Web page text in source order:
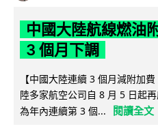
中國大陸航線燃油
3 個月下調
【中國大陸連續 3 個月減附加
陸多家航空公司自 8 月 5 日起
為年內連續第 3 個...
閱讀全文